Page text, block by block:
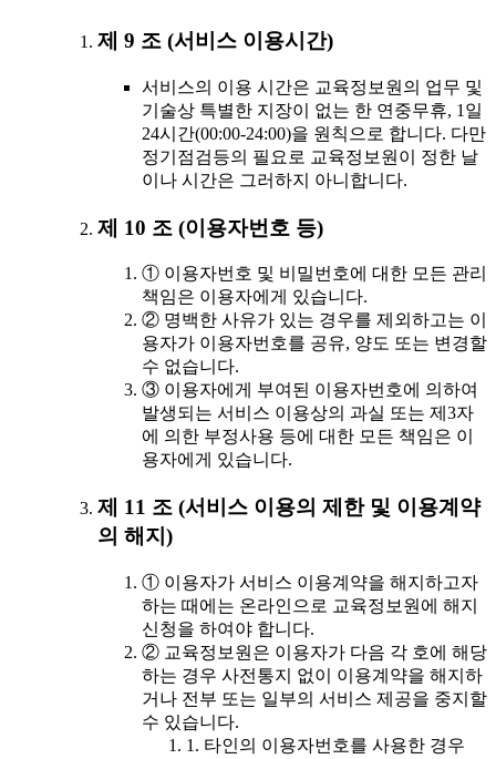
제 9 조 (서비스 이용시간)
서비스의 이용 시간은 교육정보원의 업무 및
기술상 특별한 지장이 없는 한 연중무휴, 1일
24시간(00:00-24:00)을 원칙으로 합니다. 다만
정기점검등의 필요로 교육정보원이 정한 날
이나 시간은 그러하지 아니합니다.
제 10 조 (이용자번호 등)
① 이용자번호 및 비밀번호에 대한 모든 관리
책임은 이용자에게 있습니다.
② 명백한 사유가 있는 경우를 제외하고는 이
용자가 이용자번호를 공유, 양도 또는 변경할
수 없습니다.
③ 이용자에게 부여된 이용자번호에 의하여
발생되는 서비스 이용상의 과실 또는 제3자
에 의한 부정사용 등에 대한 모든 책임은 이
용자에게 있습니다.
제 11 조 (서비스 이용의 제한 및 이용계약
의 해지)
① 이용자가 서비스 이용계약을 해지하고자
하는 때에는 온라인으로 교육정보원에 해지
신청을 하여야 합니다.
② 교육정보원은 이용자가 다음 각 호에 해당
하는 경우 사전통지 없이 이용계약을 해지하
거나 전부 또는 일부의 서비스 제공을 중지할
수 있습니다.
1. 타인의 이용자번호를 사용한 경우